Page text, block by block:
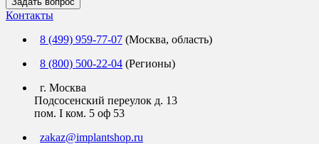
Контакты
8 (499) 959-77-07 (Москва, область)
8 (800) 500-22-04 (Регионы)
г. Москва
Подсосенский переулок д. 13
пом. I ком. 5 оф 53
zakaz@implantshop.ru